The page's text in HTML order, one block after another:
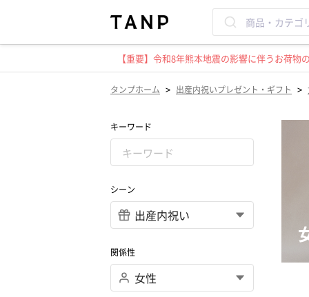
【重要】令和8年熊本地震の影響に伴うお荷
タンプホーム > 出産内祝いプレゼント・ギフト >
キーワード
シーン
関係性